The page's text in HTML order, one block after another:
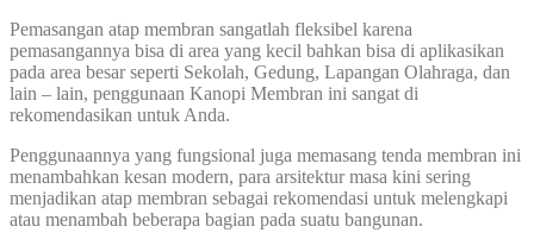
Pemasangan atap membran sangatlah fleksibel karena
pemasangannya bisa di area yang kecil bahkan bisa di aplikasikan
pada area besar seperti Sekolah, Gedung, Lapangan Olahraga, dan
lain – lain, penggunaan Kanopi Membran ini sangat di
rekomendasikan untuk Anda.
Penggunaannya yang fungsional juga memasang tenda membran ini
menambahkan kesan modern, para arsitektur masa kini sering
menjadikan atap membran sebagai rekomendasi untuk melengkapi
atau menambah beberapa bagian pada suatu bangunan.